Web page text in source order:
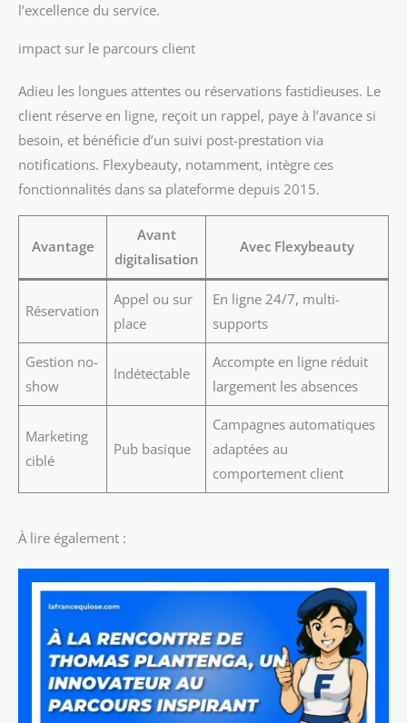
l’excellence du service.
impact sur le parcours client
Adieu les longues attentes ou réservations fastidieuses. Le
client réserve en ligne, reçoit un rappel, paye à l’avance si
besoin, et bénéficie d’un suivi post-prestation via
notifications. Flexybeauty, notamment, intègre ces
fonctionnalités dans sa plateforme depuis 2015.
Avantage
Avant
digitalisation
Avec Flexybeauty
Réservation
Appel ou sur
place
En ligne 24/7, multi-
supports
Gestion no-
show
Indétectable
Accompte en ligne réduit
largement les absences
Marketing
ciblé
Pub basique
Campagnes automatiques
adaptées au
comportement client
À lire également :